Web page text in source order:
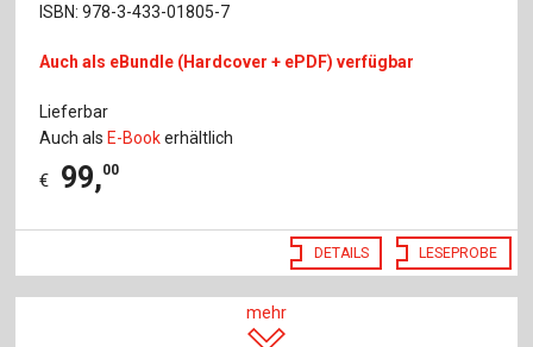
ISBN: 978-3-433-01805-7
Auch als eBundle (Hardcover + ePDF) verfügbar
Lieferbar
Auch als E-Bookerhältlich
€ 99,00
DETAILS LESEPROBE
mehr